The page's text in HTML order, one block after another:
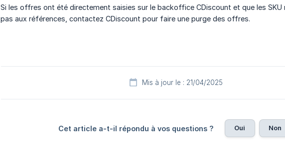
Si les offres ont été directement saisies sur le backoffice CDiscount et que les SKU
pas aux références, contactez CDiscount pour faire une purge des offres.
Mis à jour le : 21/04/2025
Cet article a-t-il répondu à vos questions ? Oui Non